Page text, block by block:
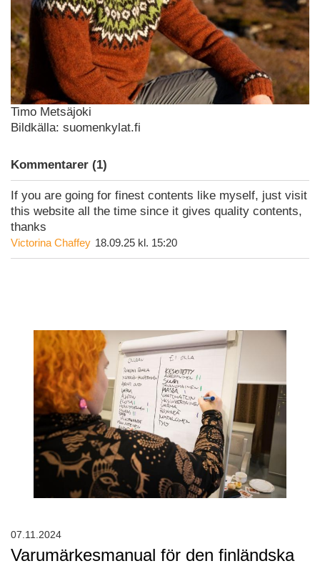
Timo Metsäjoki
Bildkälla: suomenkylat.fi
Kommentarer (1)
If you are going for finest contents like myself, just visit
this website all the time since it gives quality contents,
thanks
Victorina Chaffey 18.09.25 kl. 15:20
Varumärkesmanual för den finländska
07.11.2024